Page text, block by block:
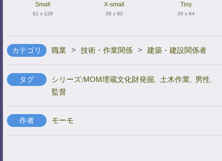
Small
61 x 128
X-small
38 x 80
Tiny
30 x 64
カテゴリ 職業 > 技術・作業関係 > 建築・建設関係者
タグ シリーズ:MOM埋蔵文化財発掘, 土木作業, 男性,
監督
作者 モーモ